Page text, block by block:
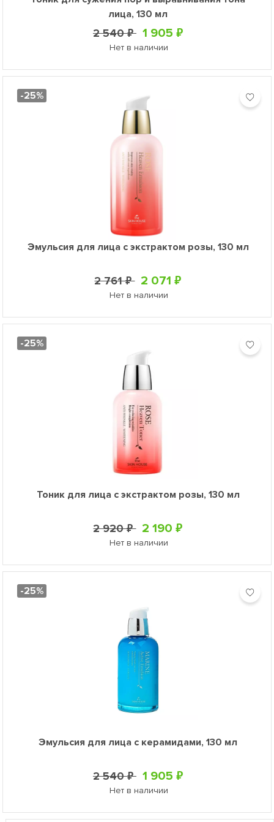
лица, 130 мл
2 540 ₽ 1 905 ₽
Нет в наличии
-25%
Эмульсия для лица с экстрактом розы, 130 мл
2 761 ₽ 2 071 ₽
Нет в наличии
-25%
Тоник для лица с экстрактом розы, 130 мл
2 920 ₽ 2 190 ₽
Нет в наличии
-25%
Эмульсия для лица с керамидами, 130 мл
2 540 ₽ 1 905 ₽
Нет в наличии